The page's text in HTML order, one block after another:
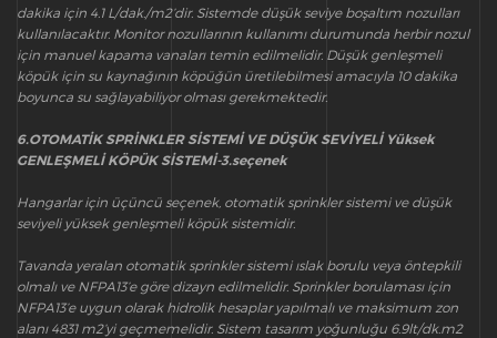
dakika için 4.1 L/dak./m2’dir. Sistemde düşük seviye boşaltım nozulları
kullanılacaktır. Monitor nozullarının kullanımı durumunda herbir nozul
için manuel kapama vanaları temin edilmelidir. Düşük genleşmeli
köpük için su kaynağının köpüğün üretilebilmesi amacıyla 10 dakika
boyunca su sağlayabiliyor olması gerekmektedir.
6.OTOMATİK SPRİNKLER SİSTEMİ VE DÜŞÜK SEVİYELİ Yüksek
GENLEŞMELİ KÖPÜK SİSTEMİ-3.seçenek
Hangarlar için üçüncü seçenek, otomatik sprinkler sistemi ve düşük
seviyeli yüksek genleşmeli köpük sistemidir.
Tavanda yeralan otomatik sprinkler sistemi ıslak borulu veya öntepkili
olmalı ve NFPA13’e göre dizayn edilmelidir. Sprinkler borulaması için
NFPA13’e uygun olarak hidrolik hesaplar yapılmalı ve maksimum zon
alanı 4831 m2’yi geçmemelidir. Sistem tasarım yoğunluğu 6.9lt/dk.m2